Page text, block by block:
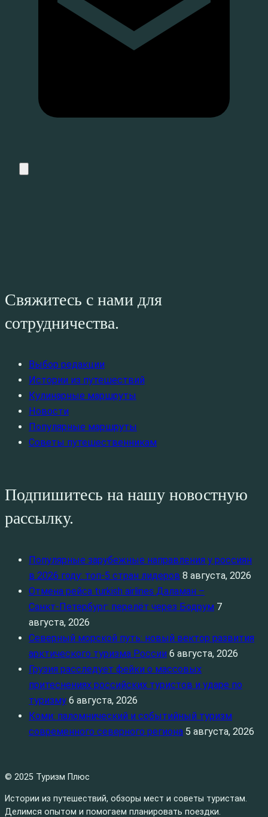
Свяжитесь с нами для
сотрудничества.
Выбор редакции
Истории из путешествий
Кулинарные маршруты
Новости
Популярные маршруты
Советы путешественникам
Подпишитесь на нашу новостную
рассылку.
Популярные зарубежные направления у россиян
в 2026 году: топ‑5 стран лидеров 8 августа, 2026
Отмена рейса turkish airlines Даламан –
Санкт‑Петербург: перелёт через Бодрум 7
августа, 2026
Северный морской путь: новый вектор развития
арктического туризма России 6 августа, 2026
Грузия расследует фейки о массовых
притеснениях российских туристов и ударе по
туризму 6 августа, 2026
Коми: паломнический и событийный туризм
современного северного региона 5 августа, 2026
© 2025 Туризм Плюс
Истории из путешествий, обзоры мест и советы туристам.
Делимся опытом и помогаем планировать поездки.